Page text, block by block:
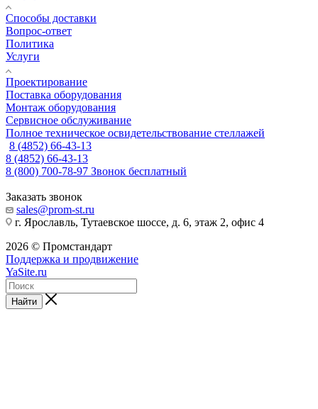
Способы доставки
Вопрос-ответ
Политика
Услуги
Проектирование
Поставка оборудования
Монтаж оборудования
Сервисное обслуживание
Полное техническое освидетельствование стеллажей
8 (4852) 66-43-13
8 (4852) 66-43-13
8 (800) 700-78-97 Звонок бесплатный
Заказать звонок
sales@prom-st.ru
г. Ярославль, Тутаевское шоссе, д. 6, этаж 2, офис 4
2026 © Промстандарт
Поддержка и продвижение
YaSite.ru
Найти